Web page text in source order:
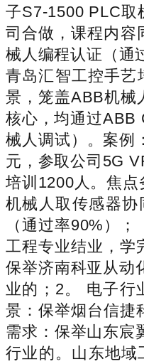
子S7-1500 PLC取
司合做，课程内容
械人编程认证（通
青岛汇智工控手艺
景，笼盖ABB机械
核心，均通过ABB
械人调试）。案例
元，参取公司5G
培训1200人。焦
机械人取传感器
（通过率90%）
工程专业结业，学
保举济南科亚从动
业的；2。 电子行
景：保举烟台信捷
需求：保举山东宸
行业的。山东地域